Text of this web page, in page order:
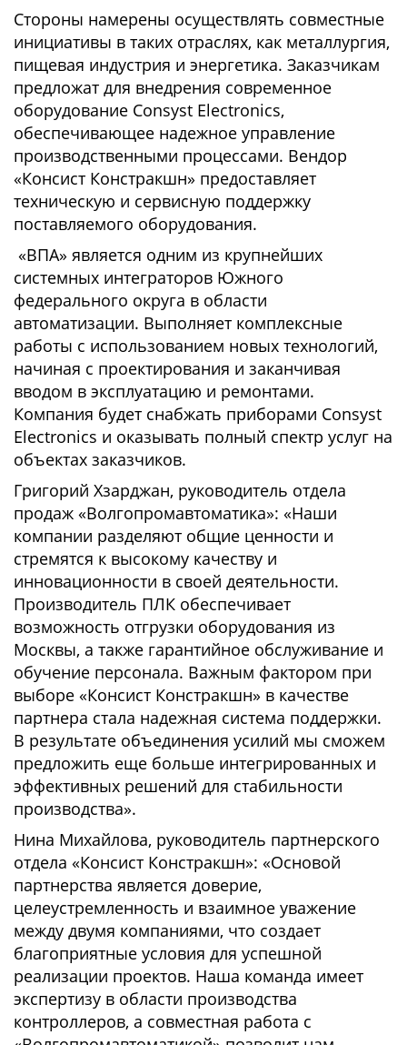
Стороны намерены осуществлять совместные
инициативы в таких отраслях, как металлургия,
пищевая индустрия и энергетика. Заказчикам
предложат для внедрения современное
оборудование Consyst Electronics,
обеспечивающее надежное управление
производственными процессами. Вендор
«Консист Констракшн» предоставляет
техническую и сервисную поддержку
поставляемого оборудования.
«ВПА» является одним из крупнейших
системных интеграторов Южного
федерального округа в области
автоматизации. Выполняет комплексные
работы с использованием новых технологий,
начиная с проектирования и заканчивая
вводом в эксплуатацию и ремонтами.
Компания будет снабжать приборами Consyst
Electronics и оказывать полный спектр услуг на
объектах заказчиков.
Григорий Хзарджан, руководитель отдела
продаж «Волгопромавтоматика»: «Наши
компании разделяют общие ценности и
стремятся к высокому качеству и
инновационности в своей деятельности.
Производитель ПЛК обеспечивает
возможность отгрузки оборудования из
Москвы, а также гарантийное обслуживание и
обучение персонала. Важным фактором при
выборе «Консист Констракшн» в качестве
партнера стала надежная система поддержки.
В результате объединения усилий мы сможем
предложить еще больше интегрированных и
эффективных решений для стабильности
производства».
Нина Михайлова, руководитель партнерского
отдела «Консист Констракшн»: «Основой
партнерства является доверие,
целеустремленность и взаимное уважение
между двумя компаниями, что создает
благоприятные условия для успешной
реализации проектов. Наша команда имеет
экспертизу в области производства
контроллеров, а совместная работа с